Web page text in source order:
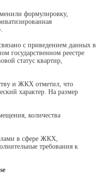
формулировку,
с приведением данных в
государственном реестре
статус квартир,
и ЖКХ отметил, что
характер. На размер
количества
в сфере ЖКХ,
требования к